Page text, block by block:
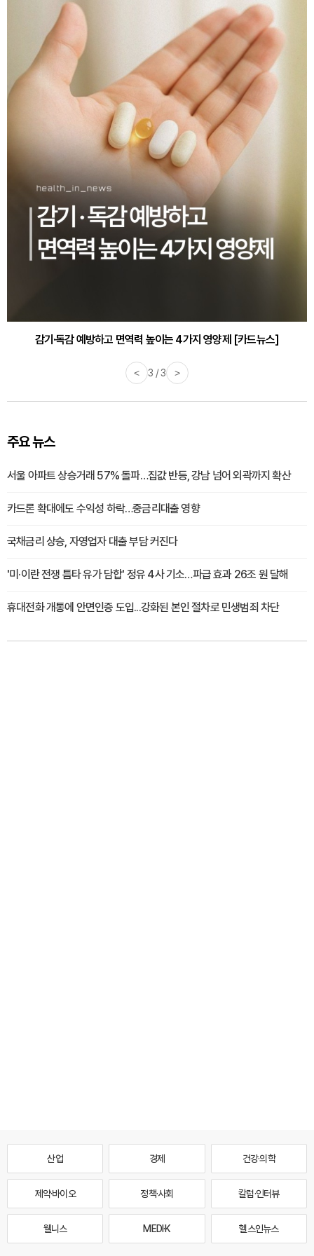
감기·독감 예방하고 면역력 높이는 4가지 영양제 [카드뉴스]
< 3 / 3 >
주요 뉴스
서울 아파트 상승거래 57% 돌파…집값 반등, 강남 넘어 외곽까지 확산
카드론 확대에도 수익성 하락…중금리대출 영향
국채금리 상승, 자영업자 대출 부담 커진다
'미·이란 전쟁 틈타 유가 담합' 정유 4사 기소…파급 효과 26조 원 달해
휴대전화 개통에 안면인증 도입...강화된 본인 절차로 민생범죄 차단
산업 경제 건강·의학
제약·바이오 정책·사회 칼럼·인터뷰
웰니스 MEDI·K 헬스인뉴스